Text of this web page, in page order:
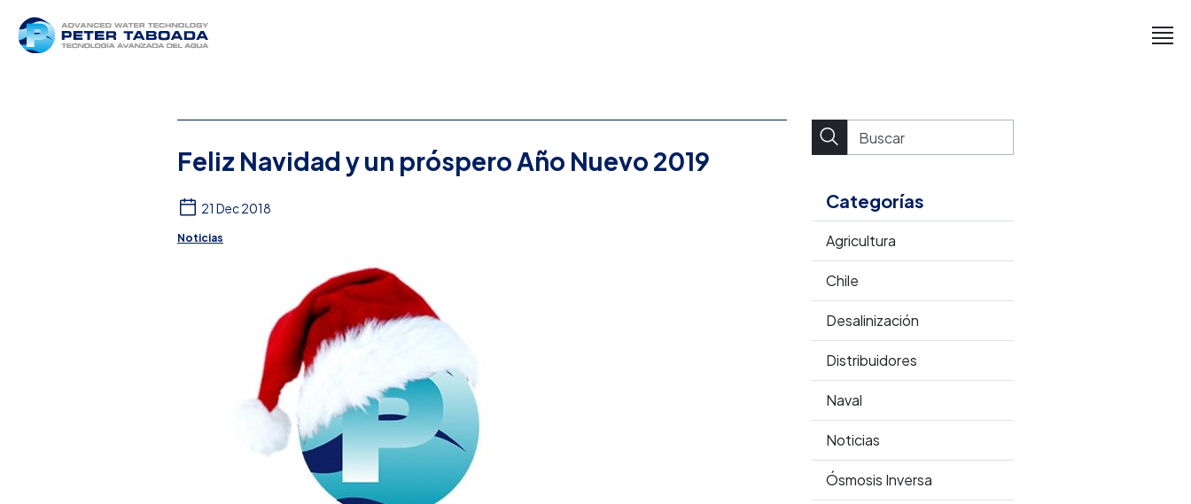
Categorías
Agricultura
Chile
Desalinización
Distribuidores
Naval
Noticias
Ósmosis Inversa
Feliz Navidad y un próspero Año Nuevo 2019
21 Dec 2018
Noticias